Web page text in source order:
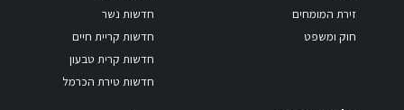
זירת המומחים
חוק ומשפט
חדשות נשר
חדשות קריית חיים
חדשות קרית טבעון
חדשות טירת הכרמל